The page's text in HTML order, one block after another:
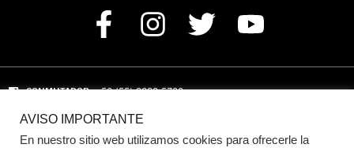
CONMUTADOR: +52 (55) 8880 5730
Domicilio: Calle Hércules 13,
Benito Juárez, C.P. 03940 Ciudad de México, CDMX
AVISO IMPORTANTE
En nuestro sitio web utilizamos cookies para ofrecerle la